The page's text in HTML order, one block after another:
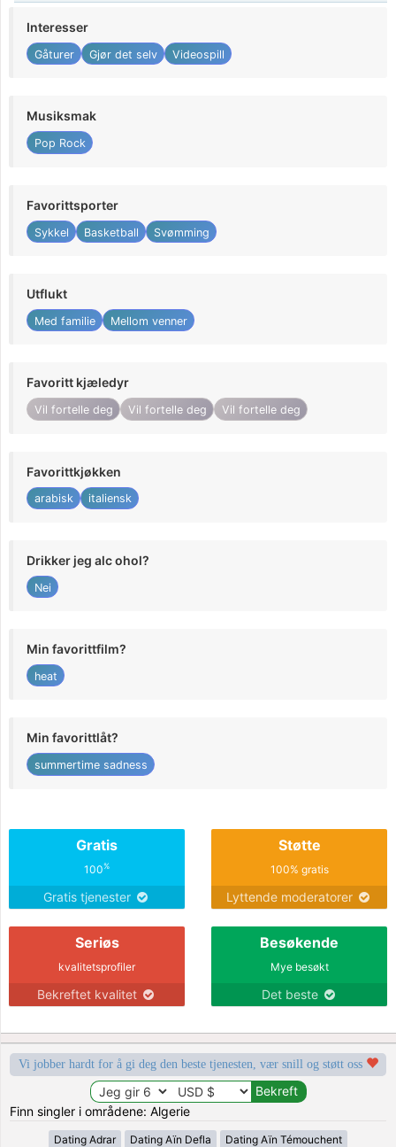
Interesser
Gåturer Gjør det selv Videospill
Musiksmak
Pop Rock
Favorittsporter
Sykkel Basketball Svømming
Utflukt
Med familie Mellom venner
Favoritt kjæledyr
Vil fortelle deg Vil fortelle deg Vil fortelle deg
Favorittkjøkken
arabisk italiensk
Drikker jeg alc ohol?
Nei
Min favorittfilm?
heat
Min favorittlåt?
summertime sadness
Gratis
100%
Gratis tjenester
Støtte
100% gratis
Lyttende moderatorer
Seriøs
kvalitetsprofiler
Bekreftet kvalitet
Besøkende
Mye besøkt
Det beste
Vi jobber hardt for å gi deg den beste tjenesten, vær snill og støtt oss
Finn singler i områdene: Algerie
Dating Adrar Dating Aïn Defla Dating Aïn Témouchent